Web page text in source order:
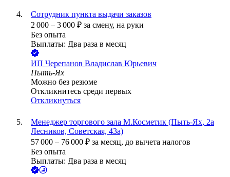
Сотрудник пункта выдачи заказов
2 000 – 3 000 ₽ за смену, на руки
Без опыта
Выплаты: Два раза в месяц
ИП Черепанов Владислав Юрьевич
Пыть-Ях
Можно без резюме
Откликнитесь среди первых
Откликнуться
Менеджер торгового зала М.Косметик (Пыть-Ях, 2а
Лесников, Советская, 43а)
57 000 – 76 000 ₽ за месяц, до вычета налогов
Без опыта
Выплаты: Два раза в месяц